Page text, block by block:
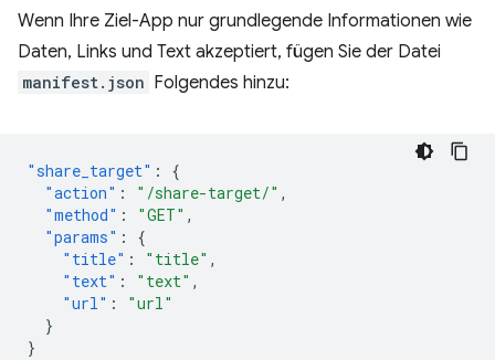
Wenn Ihre Ziel-App nur grundlegende Informationen wie
Daten, Links und Text akzeptiert, fügen Sie der Datei
manifest.json Folgendes hinzu:
"share_target" :
{
"action" : "/share-target/" ,
"method" : "GET" ,
"params" :
{
"title" : "title" ,
"text" : "text" ,
"url" :
"url"
}
}